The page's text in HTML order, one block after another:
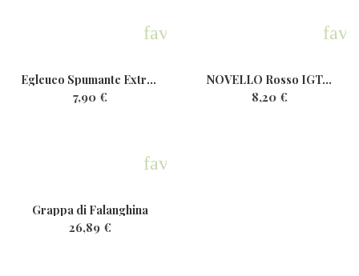
favorite
Egleuco Spumante ExtraDry...
7,90 €
NOVELLO Rosso IGT...
8,20 €
favorite
Grappa di Falanghina
26,89 €